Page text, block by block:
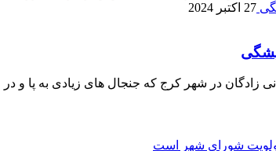
27 اکتبر 2024
زادگان در شهر کرج که جنجال های زیادی به پا و